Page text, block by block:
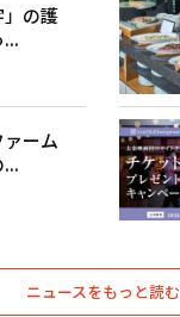
の護
ーム
ニュースをもっと読む